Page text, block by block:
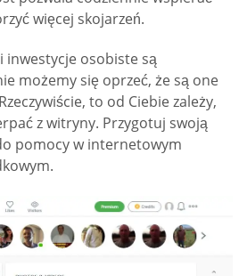
więcej skojarzeń.
inwestycje osobiste są
możemy się oprzeć, że są one
to od Ciebie zależy,
z witryny. Przygotuj swoją
pomocy w internetowym